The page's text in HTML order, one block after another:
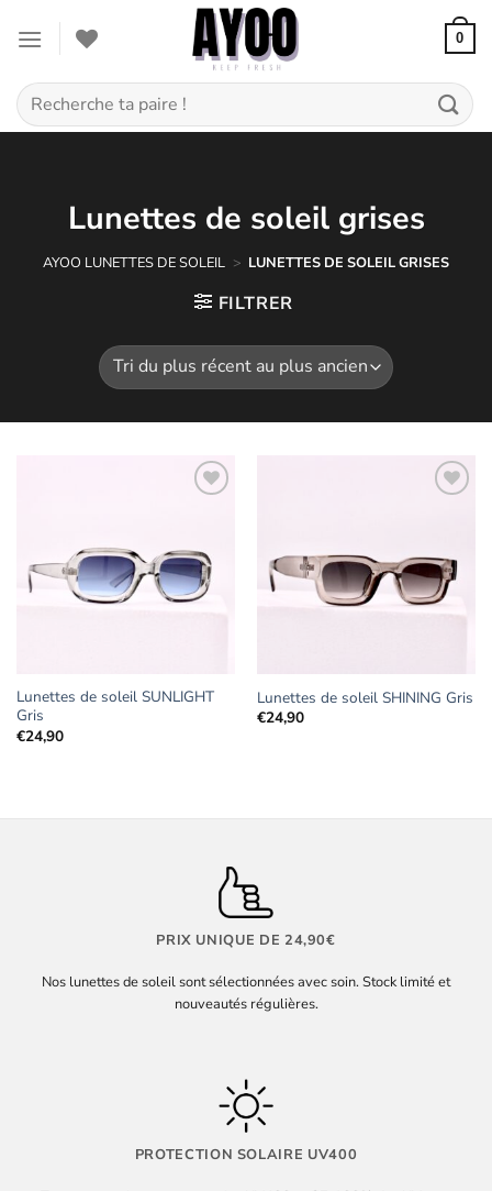
0
Recherche
pour :
Lunettes de soleil grises
AYOO LUNETTES DE SOLEIL > LUNETTES DE SOLEIL GRISES
FILTRER
Ajouter
aux
favoris
Lunettes de soleil SUNLIGHT
Gris
€24,90
aux
favoris
Lunettes de soleil SHINING Gris
€24,90
PRIX UNIQUE DE 24,90€
Nos lunettes de soleil sont sélectionnées avec soin. Stock limité et
nouveautés régulières.
PROTECTION SOLAIRE UV400